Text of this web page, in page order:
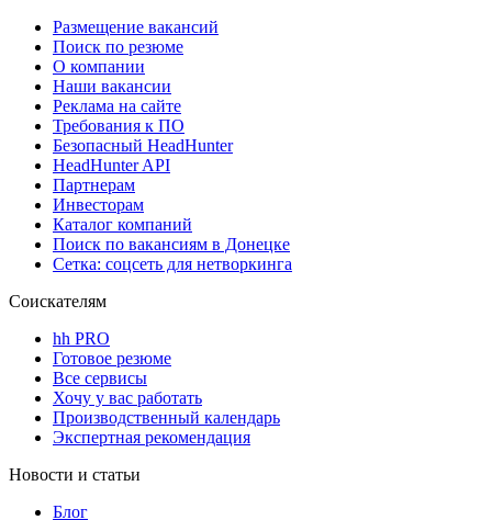
Размещение вакансий
Поиск по резюме
О компании
Наши вакансии
Реклама на сайте
Требования к ПО
Безопасный HeadHunter
HeadHunter API
Партнерам
Инвесторам
Каталог компаний
Поиск по вакансиям в Донецке
Сетка: соцсеть для нетворкинга
Соискателям
hh PRO
Готовое резюме
Все сервисы
Хочу у вас работать
Производственный календарь
Экспертная рекомендация
Новости и статьи
Блог